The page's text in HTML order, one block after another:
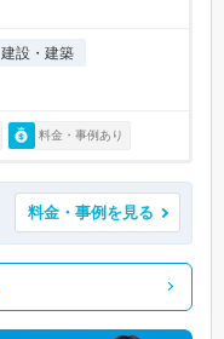
建設・建築
料金・事例あり
料金・事例を見る